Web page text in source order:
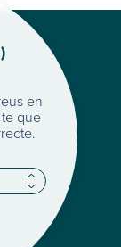
en
que